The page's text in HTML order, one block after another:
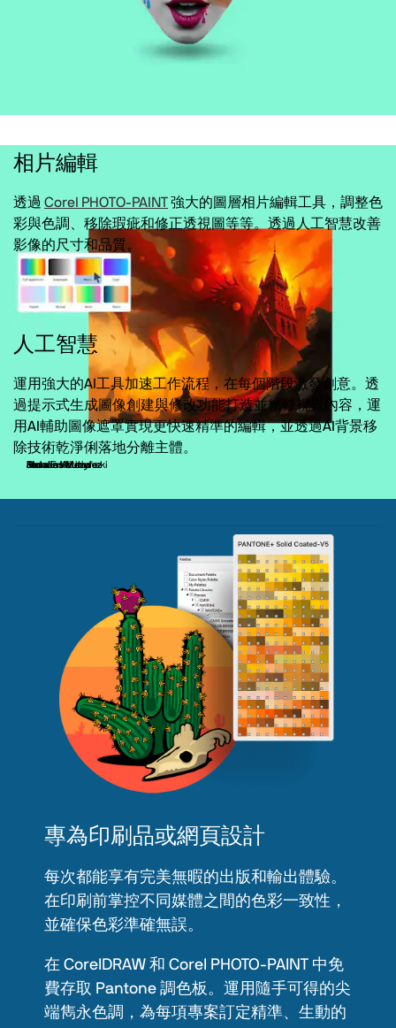
Firman Hatibu
Marcin Wilczyński
Resa Embutin
Jedalias Mendez
相片編輯
透過 Corel PHOTO-PAINT強大的圖層相片編輯工具，調整色
彩與色調、移除瑕疵和修正透視圖等等。透過人工智慧改善
影像的尺寸和品質。
Jedalias Mendez
人工智慧
運用強大的AI工具加速工作流程，在每個階段激發創意。透
過提示式生成圖像創建與修改功能打造並精修視覺內容，運
用AI輔助圖像遮罩實現更快速精準的編輯，並透過AI背景移
除技術乾淨俐落地分離主體。
專為印刷品或網頁設計
每次都能享有完美無暇的出版和輸出體驗。
在印刷前掌控不同媒體之間的色彩一致性，
並確保色彩準確無誤。
在 CorelDRAW 和 Corel PHOTO-PAINT 中免
費存取 Pantone 調色板。運用隨手可得的尖
端雋永色調，為每項專案訂定精準、生動的